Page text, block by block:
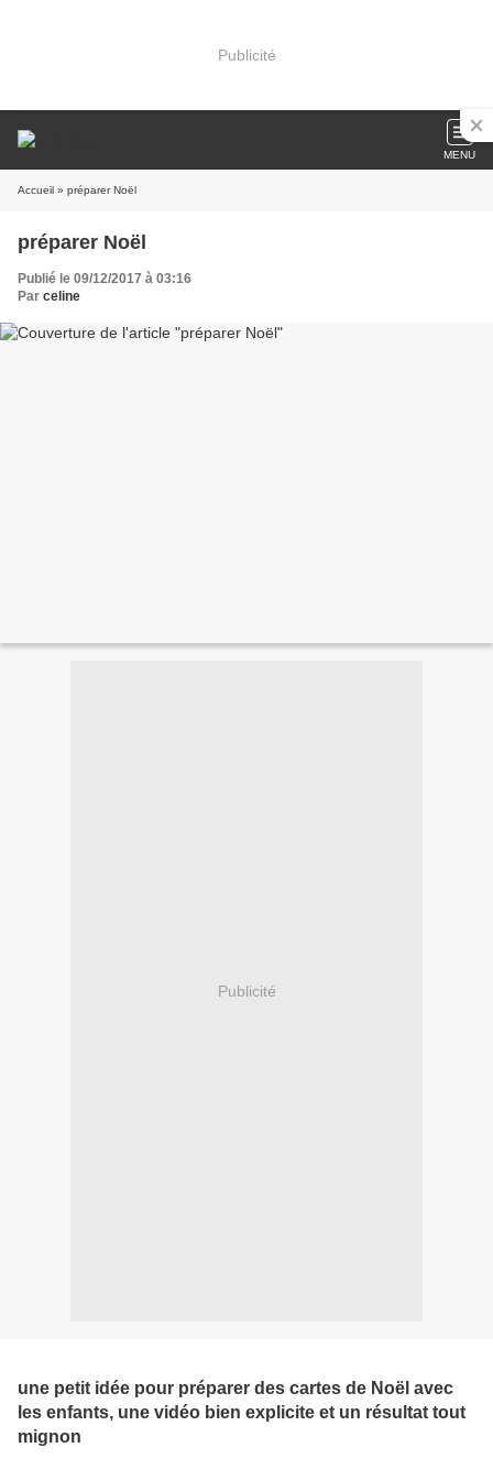
Publicité
MENU
Accueil » préparer Noël
préparer Noël
Publié le 09/12/2017 à 03:16
Par celine
Publicité
une petit idée pour préparer des cartes de Noël avec
les enfants, une vidéo bien explicite et un résultat tout
mignon